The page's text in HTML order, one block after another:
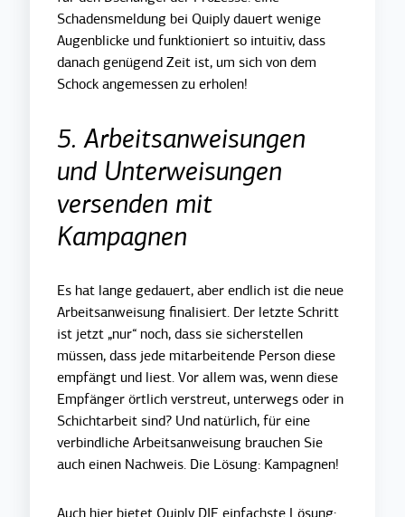
Schadensmeldung bei Quiply dauert wenige
Augenblicke und funktioniert so intuitiv, dass
danach genügend Zeit ist, um sich von dem
Schock angemessen zu erholen!
5. Arbeitsanweisungen
und Unterweisungen
versenden mit
Kampagnen
Es hat lange gedauert, aber endlich ist die neue
Arbeitsanweisung finalisiert. Der letzte Schritt
ist jetzt „nur“ noch, dass sie sicherstellen
müssen, dass jede mitarbeitende Person diese
empfängt und liest. Vor allem was, wenn diese
Empfänger örtlich verstreut, unterwegs oder in
Schichtarbeit sind? Und natürlich, für eine
verbindliche Arbeitsanweisung brauchen Sie
auch einen Nachweis. Die Lösung: Kampagnen!
Auch hier bietet Quiply DIE einfachste Lösung: